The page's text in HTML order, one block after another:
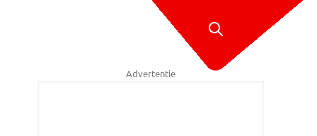
Advertentie